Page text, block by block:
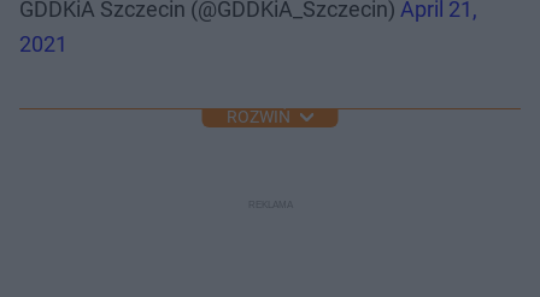
GDDKiA Szczecin (@GDDKiA_Szczecin) April 21,
2021
ROZWIŃ